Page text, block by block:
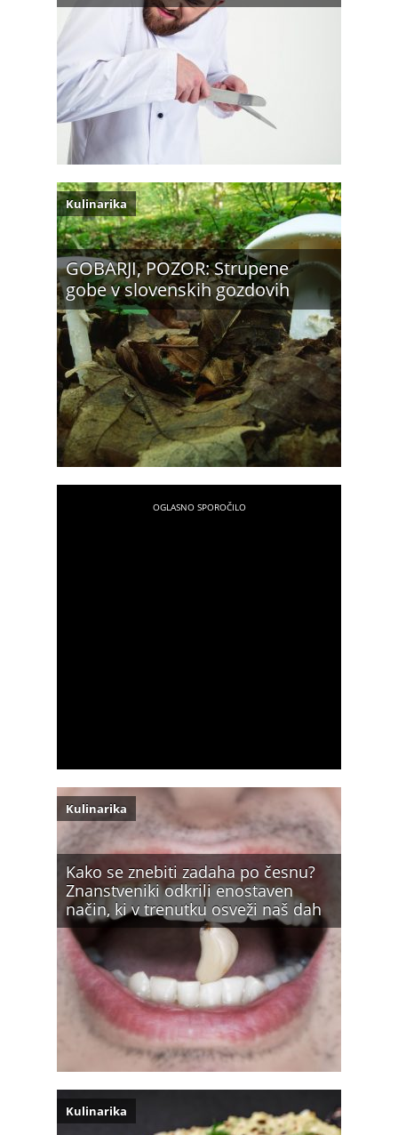
GOBARJI, POZOR: Strupene
gobe v slovenskih gozdovih
Kulinarika
Kako se znebiti zadaha po česnu?
Znanstveniki odkrili enostaven
način, ki v trenutku osveži naš dah
Kulinarika
Kulinarika